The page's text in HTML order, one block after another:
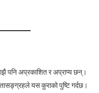
पनि अप्रकाशित र अप्राप्य छन्।
यस कुराको पुष्टि गर्दछ।